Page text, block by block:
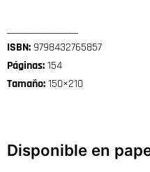
_________________
ISBN:9798432765857
Páginas:154
Tamaño:150×210
Disponible en